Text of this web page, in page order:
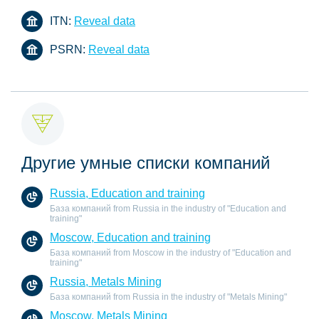
ITN: Reveal data
PSRN: Reveal data
Другие умные списки компаний
Russia, Education and training
База компаний from Russia in the industry of "Education and
training"
Moscow, Education and training
База компаний from Moscow in the industry of "Education and
training"
Russia, Metals Mining
База компаний from Russia in the industry of "Metals Mining"
Moscow, Metals Mining